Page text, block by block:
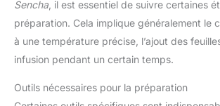
Sencha , il est essentiel de suivre certaines
préparation. Cela implique généralement le
à une température précise, l’ajout des
infusion pendant un certain temps.
Outils nécessaires pour la préparation